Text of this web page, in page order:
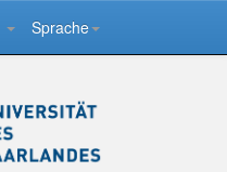
Sprache